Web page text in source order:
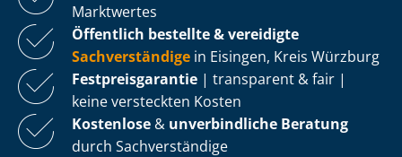
Marktwertes
Öffentlich bestellte & vereidigte
Sachverständige in Eisingen, Kreis Würzburg
Fest­preis­ga­ran­tie | transparent & fair |
keine versteckten Kosten
Kostenlose & unverbindliche Beratung
durch Sachverständige